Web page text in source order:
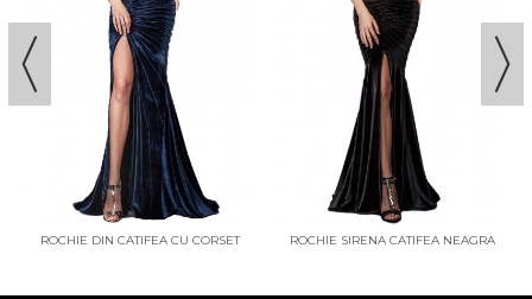
SIRENA CATIFEA NEAGRA ROCHIE LUNGA CATIFEA ROSIE